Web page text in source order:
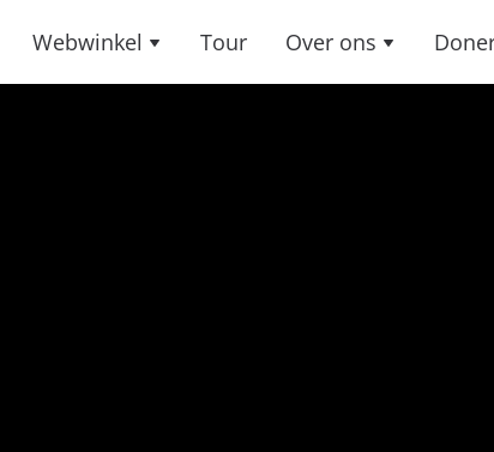
Webwinkel Tour Over ons